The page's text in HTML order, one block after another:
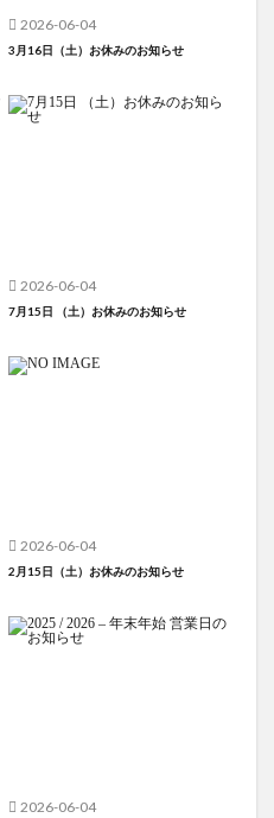
2026-06-04
3月16日（土）お休みのお知らせ
2026-06-04
7月15日 （土）お休みのお知らせ
2026-06-04
2月15日（土）お休みのお知らせ
2026-06-04